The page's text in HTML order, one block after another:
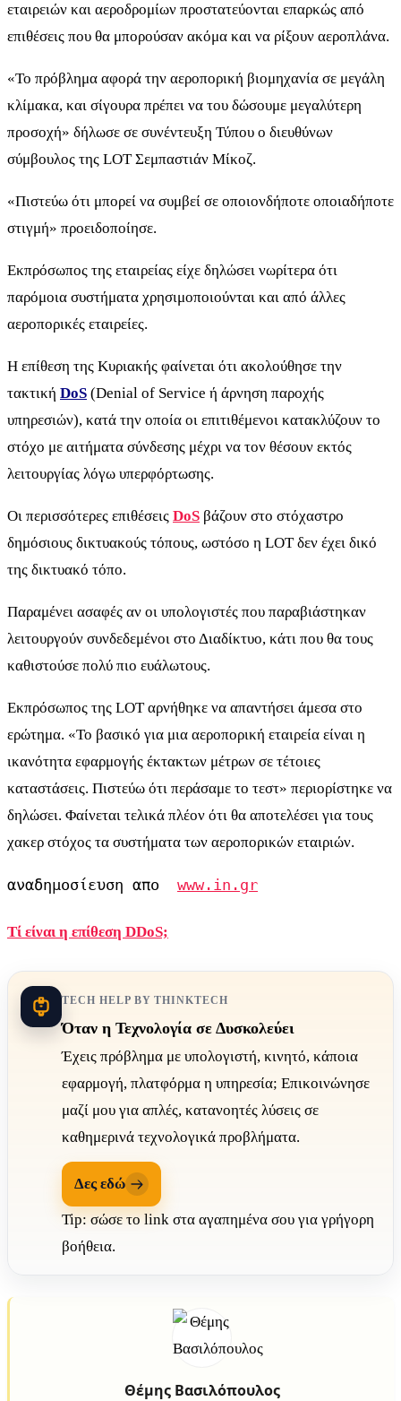
εταιρειών και αεροδρομίων προστατεύονται επαρκώς από
επιθέσεις που θα μπορούσαν ακόμα και να ρίξουν αεροπλάνα.
«Το πρόβλημα αφορά την αεροπορική βιομηχανία σε μεγάλη
κλίμακα, και σίγουρα πρέπει να του δώσουμε μεγαλύτερη
προσοχή» δήλωσε σε συνέντευξη Τύπου ο διευθύνων
σύμβουλος της LOT Σεμπαστιάν Μίκοζ.
«Πιστεύω ότι μπορεί να συμβεί σε οποιονδήποτε οποιαδήποτε
στιγμή» προειδοποίησε.
Εκπρόσωπος της εταιρείας είχε δηλώσει νωρίτερα ότι
παρόμοια συστήματα χρησιμοποιούνται και από άλλες
αεροπορικές εταιρείες.
Η επίθεση της Κυριακής φαίνεται ότι ακολούθησε την
τακτική DoS (Denial of Service ή άρνηση παροχής
υπηρεσιών), κατά την οποία οι επιτιθέμενοι κατακλύζουν το
στόχο με αιτήματα σύνδεσης μέχρι να τον θέσουν εκτός
λειτουργίας λόγω υπερφόρτωσης.
Οι περισσότερες επιθέσεις DoS βάζουν στο στόχαστρο
δημόσιους δικτυακούς τόπους, ωστόσο η LOT δεν έχει δικό
της δικτυακό τόπο.
Παραμένει ασαφές αν οι υπολογιστές που παραβιάστηκαν
λειτουργούν συνδεδεμένοι στο Διαδίκτυο, κάτι που θα τους
καθιστούσε πολύ πιο ευάλωτους.
Εκπρόσωπος της LOT αρνήθηκε να απαντήσει άμεσα στο
ερώτημα. «Το βασικό για μια αεροπορική εταιρεία είναι η
ικανότητα εφαρμογής έκτακτων μέτρων σε τέτοιες
καταστάσεις. Πιστεύω ότι περάσαμε το τεστ» περιορίστηκε να
δηλώσει. Φαίνεται τελικά πλέον ότι θα αποτελέσει για τους
χακερ στόχος τα συστήματα των αεροπορικών εταιριών.
αναδημοσίευση απο www.in.gr
Τί είναι η επίθεση DDoS;
TECH HELP BY THINKTECH
Όταν η Τεχνολογία σε Δυσκολεύει
Έχεις πρόβλημα με υπολογιστή, κινητό, κάποια
εφαρμογή, πλατφόρμα η υπηρεσία; Επικοινώνησε
μαζί μου για απλές, κατανοητές λύσεις σε
καθημερινά τεχνολογικά προβλήματα.
Δες εδώ
Tip: σώσε το link στα αγαπημένα σου για γρήγορη
βοήθεια.
Θέμης Βασιλόπουλος